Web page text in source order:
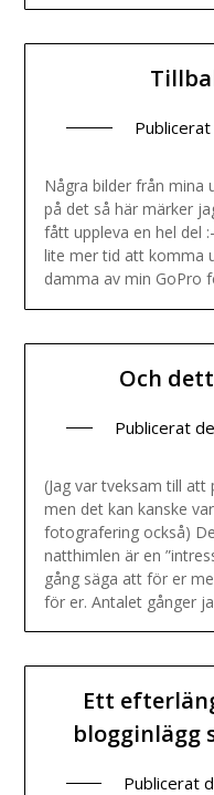
Några bilder från mina
på det så här märker
fått uppleva en hel del
lite mer tid att komma
damma av min GoPro
Och
Publicerat
(Jag var tveksam till
men det kan kanske
fotografering också)
natthimlen är en
gång säga att för er
för er. Antalet gånger
Ett
blogginlägg
Publicerat